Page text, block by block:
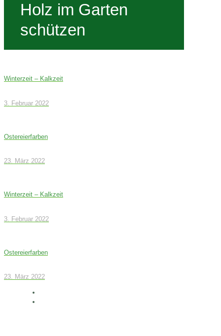
Holz im Garten
schützen
Winterzeit – Kalkzeit
3. Februar 2022
Ostereierfarben
23. März 2022
Winterzeit – Kalkzeit
3. Februar 2022
Ostereierfarben
23. März 2022